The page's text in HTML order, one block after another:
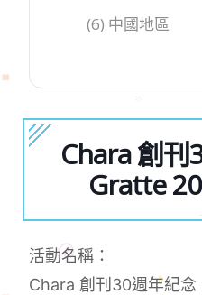
(6) 中國地區
Chara 創刊
Gratte
活動名稱：
Chara 創刊30週年紀